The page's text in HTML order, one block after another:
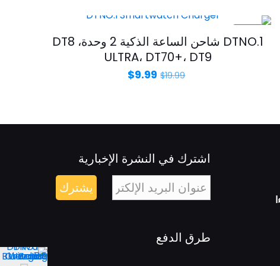
DTNO.1 شاحن الساعة الذكية 2 وحدة، DT8
ULTRA، DT70+، DT9
$19.99
$9.99
اشترك في النشرة الإخبارية
طرق الدفع